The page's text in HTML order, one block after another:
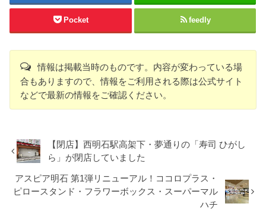
Pocket feedly
情報は掲載当時のものです。内容が変わっている場
合もありますので、情報をご利用される際は公式サイト
などで最新の情報をご確認ください。
【閉店】西明石駅高架下・夢通りの「寿司 ひがし
ら」が閉店していました
アスピア明石 第1弾リニューアル！ココロプラス・
ピロースタンド・フラワーボックス・スーパーマル
ハチ